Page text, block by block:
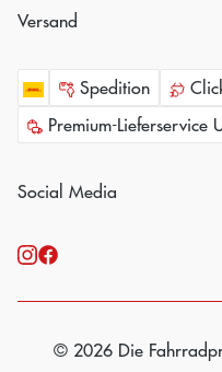
Versand
Spedition
Premium-Lieferservice
Social Media
© 2026 Die